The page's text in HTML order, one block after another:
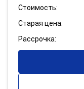
Стоимость:
Старая цена:
Рассрочка: